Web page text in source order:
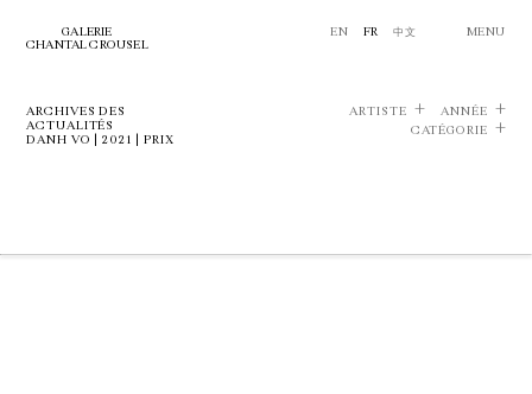
GALERIE
CHANTAL CROUSEL
EN FR 中文 MENU
ARCHIVES DES
ACTUALITÉS
DANH VO | 2021 | PRIX
ARTISTE
ANNÉE
CATÉGORIE